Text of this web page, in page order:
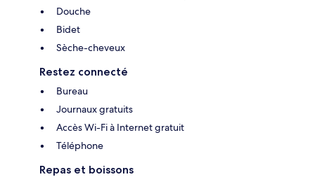
Douche
Bidet
Sèche-cheveux
Restez connecté
Bureau
Journaux gratuits
Accès Wi-Fi à Internet gratuit
Téléphone
Repas et boissons